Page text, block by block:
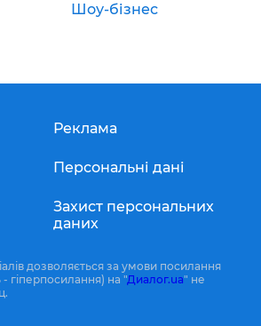
Шоу-бізнес
Реклама
Персональні дані
Захист персональних
даних
дозволяється за умови посилання
гіперпосилання) на "Диалог.ua" не